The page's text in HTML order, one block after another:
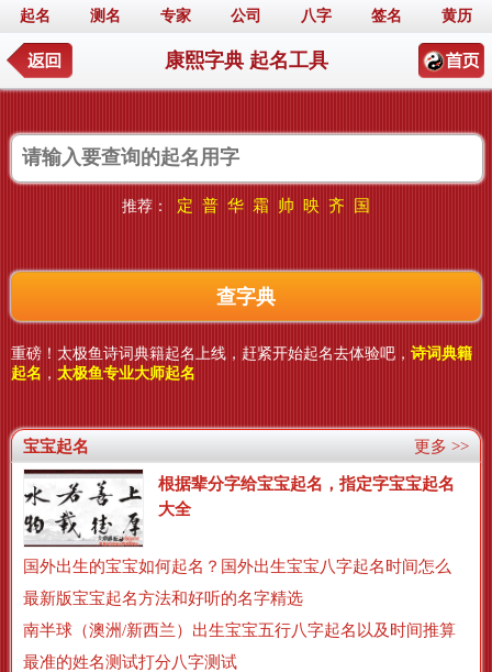
起名 测名 专家 公司 八字 签名 黄历
康熙字典 起名工具
推荐： 定 普 华 霜 帅 映 齐 国
重磅！太极鱼诗词典籍起名上线，赶紧开始起名去体验吧， 诗词典籍
起名 ， 太极鱼专业大师起名
更多 >>
宝宝起名
根据辈分字给宝宝起名，指定字宝宝起名
大全
最新版宝宝起名方法和好听的名字精选
南半球（澳洲/新西兰）出生宝宝五行八字起名以及时间推算
最准的姓名测试打分八字测试